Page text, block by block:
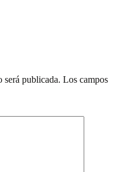
será publicada. Los campos